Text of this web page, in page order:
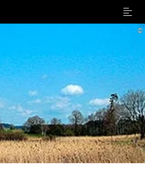
Menu
©